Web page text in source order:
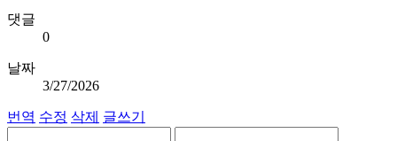
댓글
0
날짜
3/27/2026
번역 수정 삭제 글쓰기